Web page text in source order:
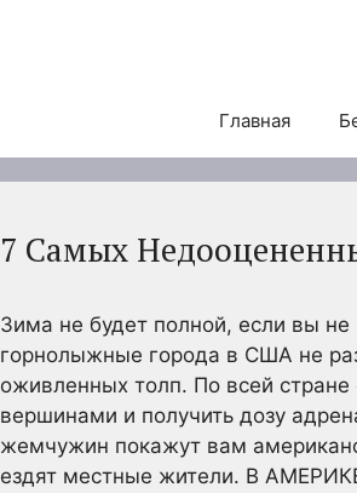
Главная
7 Самых
Зима не будет полной, если вы
горнолыжные города в США не
оживленных толп. По всей
вершинами и получить дозу
жемчужин покажут вам
ездят местные жители. В